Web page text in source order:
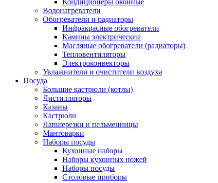
Водонагреватели
Обогреватели и радиаторы
Инфракрасные обогреватели
Камины электрические
Масляные обогреватели (радиаторы)
Тепловентиляторы
Электроконвекторы
Увлажнители и очистители воздуха
Посуда
Большие кастрюли (котлы)
Дистилляторы
Казаны
Кастрюли
Лапшерезки и пельменницы
Мантоварки
Наборы посуды
Кухонные наборы
Наборы кухонных ножей
Наборы посуды
Столовые приборы